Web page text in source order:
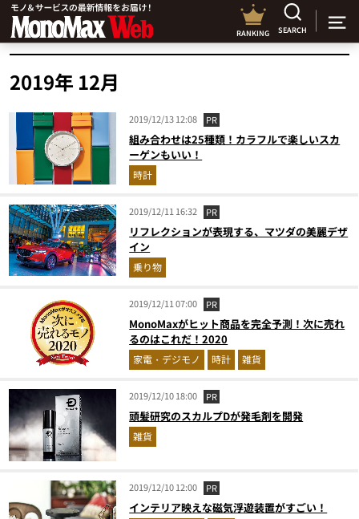
RANKING SEARCH
2019年 12月
2019/12/13 12:08 PR
組み合わせは25種類！カラフルで楽しいスカ
ーゲンもいい！
時計
2019/12/11 16:32 PR
リフレクションが表現する、マツダの美麗デザ
イン
乗り物
2019/12/11 07:00 PR
MonoMaxがヒット商品を完全予測！次に売れ
るのはこれだ！2020
家電・デジモノ 時計 雑貨
2019/12/10 18:00 PR
頭髪研究のスカルプDが発毛剤を開発
雑貨
2019/12/10 12:00 PR
インテリア映えな磁気浮遊装置がすごい！